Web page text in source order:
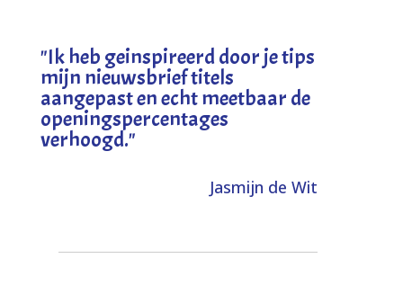
"Ik heb geinspireerd door je tips
mijn nieuwsbrief titels
aangepast en echt meetbaar de
openingspercentages
verhoogd."
Jasmijn de Wit